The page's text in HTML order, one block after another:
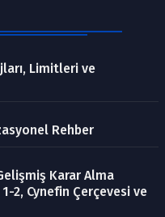
Limitleri ve
Rehber
Karar Alma
2, Cynefin Çerçevesi ve